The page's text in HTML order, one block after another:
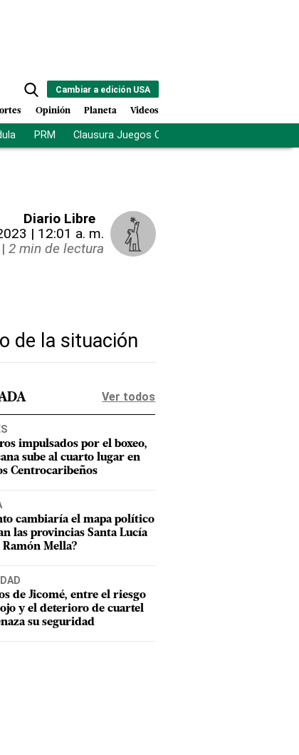
Cambiar a edición USA
Opinión Planeta Videos
PRM Clausura Juegos Centroamericanos
Diario Libre
| 12:01 a. m.
| 2 min de lectura
de la situación
Ver todos
impulsados por el boxeo,
sube al cuarto lugar en
Centrocaribeños
cambiaría el mapa político
las provincias Santa Lucía
Mella?
de Jicomé, entre el riesgo
y el deterioro de cuartel
su seguridad